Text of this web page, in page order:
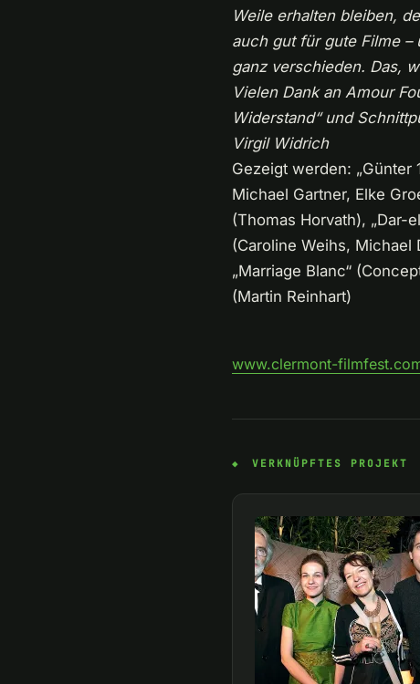
Weile erhalten bleiben,
auch gut für gute Filme –
ganz verschieden. Das,
Vielen Dank an Amour
Widerstand“ und
Virgil Widrich
Gezeigt werden: „Günter
Michael Gartner, Elke
(Thomas Horvath), „Dar-
(Caroline Weihs, Michael
„Marriage Blanc“
(Martin Reinhart)
www.clermont-
VERKNÜPFTES PROJEKT